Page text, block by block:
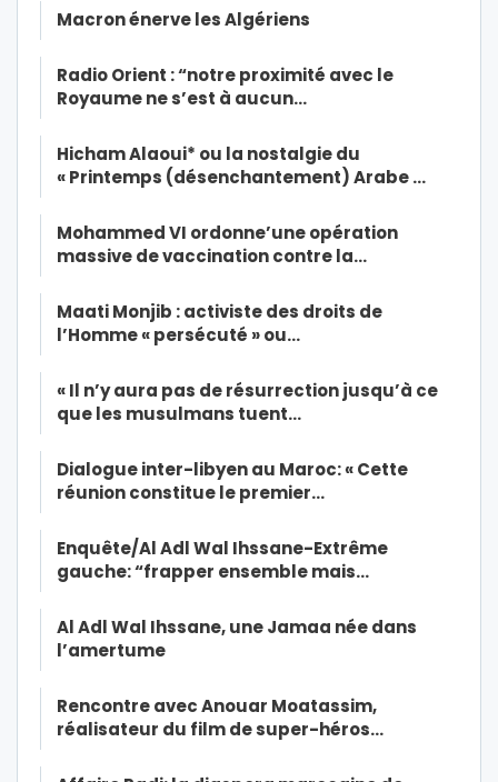
Macron énerve les Algériens
Radio Orient : “notre proximité avec le
Royaume ne s’est à aucun…
Hicham Alaoui* ou la nostalgie du
« Printemps (désenchantement) Arabe …
Mohammed VI ordonne’une opération
massive de vaccination contre la…
Maati Monjib : activiste des droits de
l’Homme « persécuté » ou…
« Il n’y aura pas de résurrection jusqu’à ce
que les musulmans tuent…
Dialogue inter-libyen au Maroc: « Cette
réunion constitue le premier…
Enquête/Al Adl Wal Ihssane-Extrême
gauche: “frapper ensemble mais…
Al Adl Wal Ihssane, une Jamaa née dans
l’amertume
Rencontre avec Anouar Moatassim,
réalisateur du film de super-héros…